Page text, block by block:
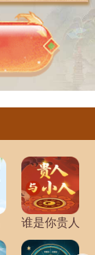
谁是你贵人